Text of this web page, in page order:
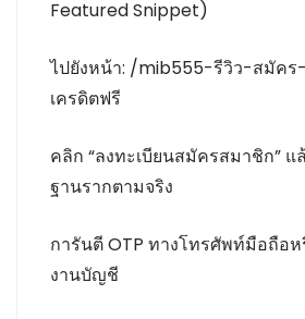
Featured Snippet)
ไปยังหน้า: /mib555-รีวิว-สมัคร
เครดิตฟรี
คลิก “ลงทะเบียนสมัครสมาชิก”
ฐานรากตามจริง
การันตี OTP ทางโทรศัพท์มือถือห
งานบัญชี